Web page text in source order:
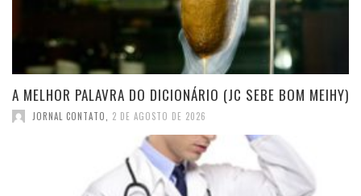
A MELHOR PALAVRA DO DICIONÁRIO (JC SEBE BOM MEIHY)
JORNAL CONTATO 2 DE AGOSTO DE 2026